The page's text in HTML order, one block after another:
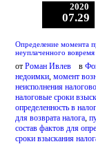
2020
07.29
Определение момента
неуплаченного вовремя
отРоман Ивлев в
недоимки ,момент
неисполнения
налоговые сроки
определенность в
для возврата налога ,
состав фактов для
сроки взыскания